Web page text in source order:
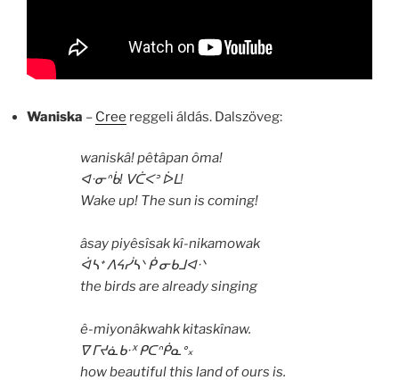
Waniska – Cree reggeli áldás. Dalszöveg:
waniskâ! pêtâpan ôma!
ᐊᐧᓂᐢᑳ! ᐯᑖᐸᐣ ᐆᒪ!
Wake up! The sun is coming!
âsay piyêsîsak kî-nikamowak
ᐋᓴᕀ ᐱᔦᓰᓴᐠ ᑮ ᓂᑲᒧᐊᐧᐠ
the birds are already singing
ê-miyonâkwahk kitaskînaw.
ᐁ ᒥᔪᓈᑲᐧᕁ ᑭᑕᐢᑮᓇᐤ᙮
how beautiful this land of ours is.